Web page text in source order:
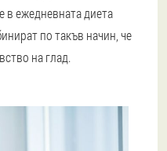
в ежедневната диета
по такъв начин, че
на глад.